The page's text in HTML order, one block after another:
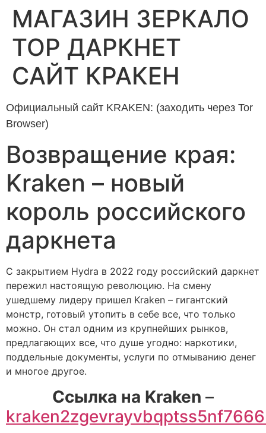
МАГАЗИН ЗЕРКАЛО
ТОР ДАРКНЕТ
САЙТ КРАКЕН
Официальный сайт KRAKEN: (заходить через Tor
Browser)
Возвращение края:
Kraken – новый
король российского
даркнета
С закрытием Hydra в 2022 году российский даркнет
пережил настоящую революцию. На смену
ушедшему лидеру пришел Kraken – гигантский
монстр, готовый утопить в себе все, что только
можно. Он стал одним из крупнейших рынков,
предлагающих все, что душе угодно: наркотики,
поддельные документы, услуги по отмыванию денег
и многое другое.
Cсылка на Kraken –